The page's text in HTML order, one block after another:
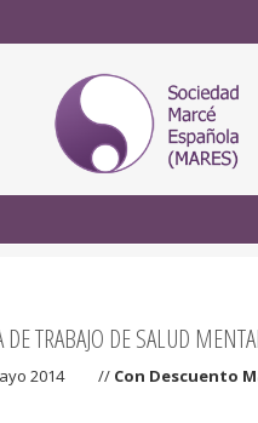
TRABAJO DE SALUD
2014 // Con Descuento